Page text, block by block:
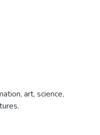
art, science,